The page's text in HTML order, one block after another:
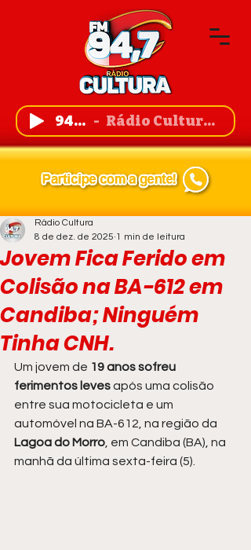
94,7 FM Rádio Cultura de Guanambi
Jovem Fica Ferido em
Colisão na BA-612 em
Candiba; Ninguém
Tinha CNH.
Rádio Cultura
8 de dez. de 2025 1 min de leitura
Um jovem de 19 anos sofreu
ferimentos leves após uma colisão
entre sua motocicleta e um
automóvel na BA-612, na região da
Lagoa do Morro , em Candiba (BA), na
manhã da última sexta-feira (5).